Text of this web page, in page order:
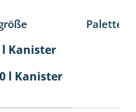
l Kanister
l Kanister